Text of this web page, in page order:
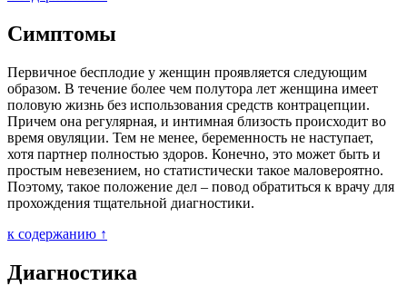
Симптомы
Первичное бесплодие у женщин проявляется следующим
образом. В течение более чем полутора лет женщина имеет
половую жизнь без использования средств контрацепции.
Причем она регулярная, и интимная близость происходит во
время овуляции. Тем не менее, беременность не наступает,
хотя партнер полностью здоров. Конечно, это может быть и
простым невезением, но статистически такое маловероятно.
Поэтому, такое положение дел – повод обратиться к врачу для
прохождения тщательной диагностики.
к содержанию ↑
Диагностика